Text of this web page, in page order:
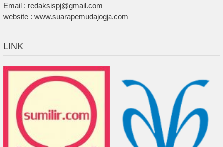
Email : redaksispj@gmail.com
website : www.suarapemudajogja.com
LINK